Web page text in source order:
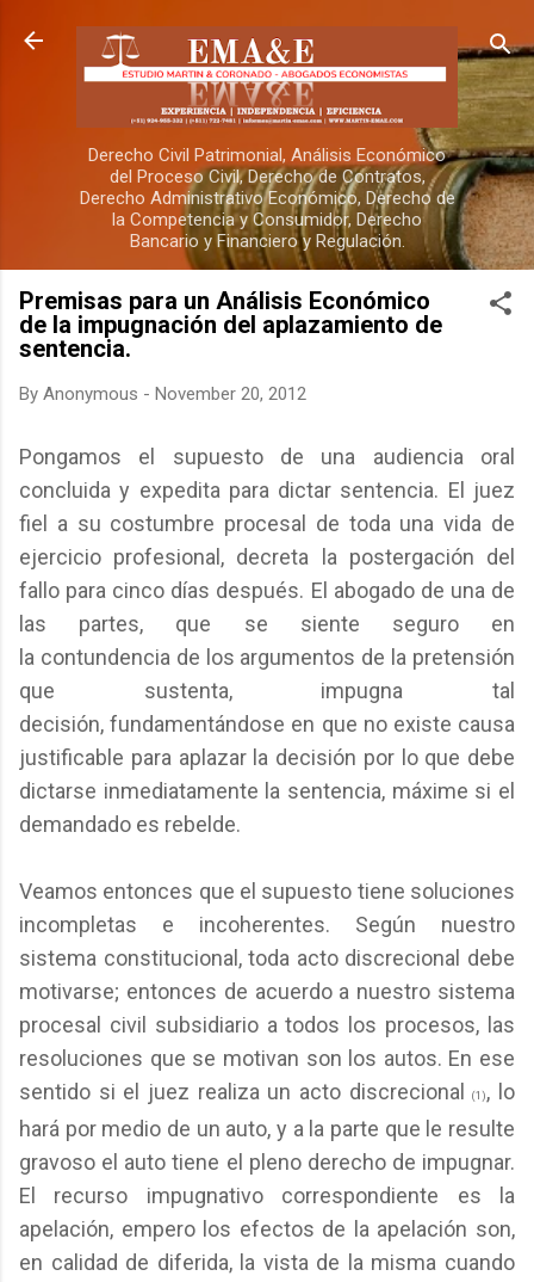
Skip to main content
Derecho Civil Patrimonial, Análisis Económico
del Proceso Civil, Derecho de Contratos,
Derecho Administrativo Económico, Derecho de
la Competencia y Consumidor, Derecho
Bancario y Financiero y Regulación.
Premisas para un Análisis Económico
de la impugnación del aplazamiento de
sentencia.
By Anonymous - November 20, 2012
Pongamos el supuesto de una audiencia oral
concluida y expedita para dictar sentencia. El juez
fiel a su costumbre procesal de toda una vida de
ejercicio profesional, decreta la postergación del
fallo para cinco días después. El abogado de una de
las partes, que se siente seguro en
la contundencia de los argumentos de la pretensión
que sustenta, impugna tal
decisión, fundamentándose en que no existe causa
justificable para aplazar la decisión por lo que debe
dictarse inmediatamente la sentencia, máxime si el
demandado es rebelde.
Veamos entonces que el supuesto tiene soluciones
incompletas e incoherentes. Según nuestro
sistema constitucional, toda acto discrecional debe
motivarse; entonces de acuerdo a nuestro sistema
procesal civil subsidiario a todos los procesos, las
resoluciones que se motivan son los autos. En ese
sentido si el juez realiza un acto discrecional(1) , lo
hará por medio de un auto, y a la parte que le resulte
gravoso el auto tiene el pleno derecho de impugnar.
El recurso impugnativo correspondiente es la
apelación, empero los efectos de la apelación son,
en calidad de diferida, la vista de la misma cuando